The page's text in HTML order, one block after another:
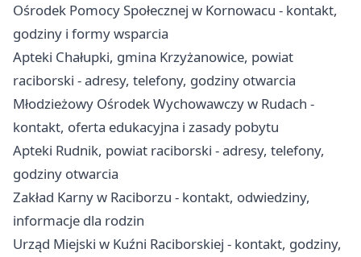
Ośrodek Pomocy Społecznej w Kornowacu - kontakt,
godziny i formy wsparcia
Apteki Chałupki, gmina Krzyżanowice, powiat
raciborski - adresy, telefony, godziny otwarcia
Młodzieżowy Ośrodek Wychowawczy w Rudach -
kontakt, oferta edukacyjna i zasady pobytu
Apteki Rudnik, powiat raciborski - adresy, telefony,
godziny otwarcia
Zakład Karny w Raciborzu - kontakt, odwiedziny,
informacje dla rodzin
Urząd Miejski w Kuźni Raciborskiej - kontakt, godziny,